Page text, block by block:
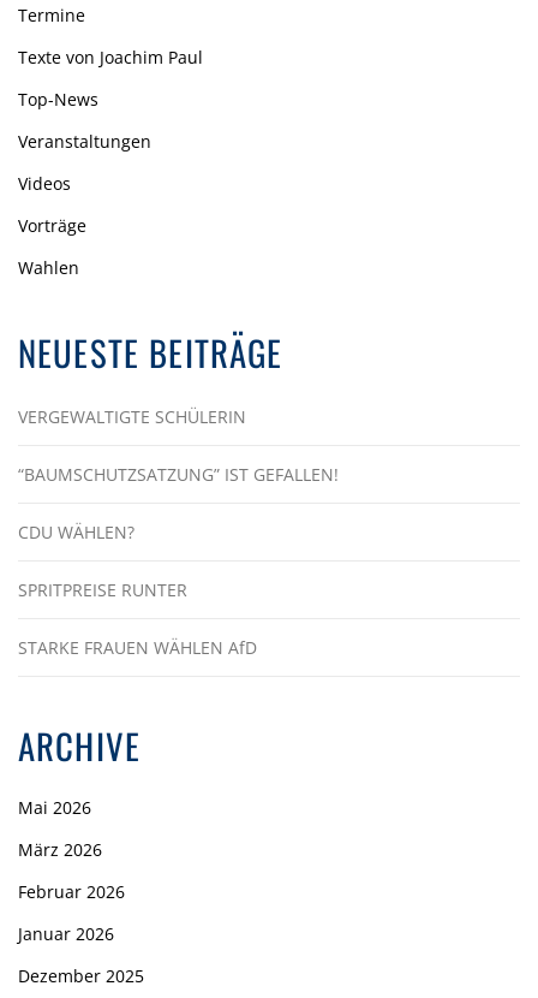
Termine
Texte von Joachim Paul
Top-News
Veranstaltungen
Videos
Vorträge
Wahlen
NEUESTE BEITRÄGE
VERGEWALTIGTE SCHÜLERIN
“BAUMSCHUTZSATZUNG” IST GEFALLEN!
CDU WÄHLEN?
SPRITPREISE RUNTER
STARKE FRAUEN WÄHLEN AfD
ARCHIVE
Mai 2026
März 2026
Februar 2026
Januar 2026
Dezember 2025